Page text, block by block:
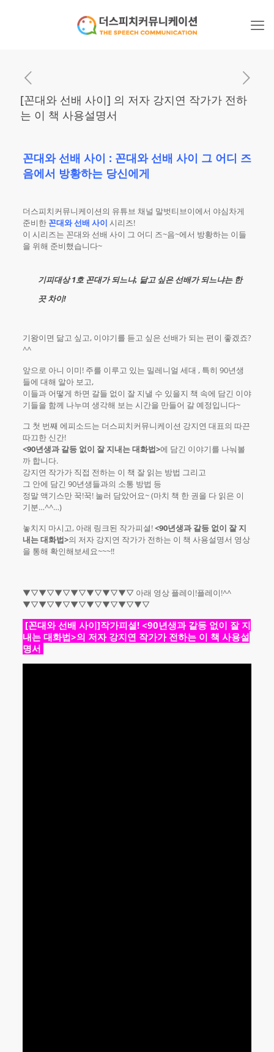
[꼰대와 선배 사이] 의 저자 강지연 작가가 전하
는 이 책 사용설명서
꼰대와 선배 사이 : 꼰대와 선배 사이 그 어디 즈
음에서 방황하는 당신에게
더스피치커뮤니케이션의 유튜브 채널 말벗티브이에서 야심차게
준비한 꼰대와 선배 사이 시리즈!
이 시리즈는 꼰대와 선배 사이 그 어디 즈~음~에서 방황하는 이들
을 위해 준비했습니다~
기피대상 1호 꼰대가 되느냐, 닮고 싶은 선배가 되느냐는 한
끗 차이!
기왕이면 닮고 싶고, 이야기를 듣고 싶은 선배가 되는 편이 좋겠죠?
^^
앞으로 아니 이미! 주를 이루고 있는 밀레니얼 세대 , 특히 90년생
들에 대해 알아 보고,
이들과 어떻게 하면 갈들 없이 잘 지낼 수 있을지 책 속에 담긴 이야
기들을 함께 나누며 생각해 보는 시간을 만들어 갈 예정입니다~
그 첫 번째 에피소드는 더스피치커뮤니케이션 강지연 대표의 따끈
따끄한 신간!
<90년생과 갈등 없이 잘 지내는 대화법>에 담긴 이야기를 나눠볼
까 합니다.
강지연 작가가 직접 전하는 이 책 잘 읽는 방법 그리고
그 안에 담긴 90년생들과의 소통 방법 등
정말 액기스만 꾹!꾹! 눌러 담았어요~ (마치 책 한 권을 다 읽은 이
기분…^^…)
놓치지 마시고, 아래 링크된 ​작가피셜!<90년생과 갈등 없이 잘 지
내는 대화법>의 저자 강지연 작가가 전하는 이 책 사용설명서 영상
을 통해 확인해보세요~~~!!
▼▽▼▽▼▽▼▽▼▽▼▽▼▽ 아래 영상 플레이!플레이!^^
▼▽▼▽▼▽▼▽▼▽▼▽▼▽▼▽
​ [꼰대와 선배 사이]작가피셜! <90년생과 갈등 없이 잘 지
내는 대화법>의 저자 강지연 작가가 전하는 이 책 사용설
명서